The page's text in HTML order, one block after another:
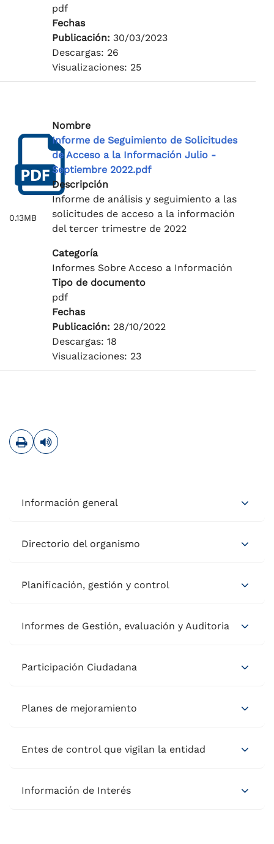
pdf
Fechas
Publicación: 30/03/2023
Descargas: 26
Visualizaciones: 25
0.13MB
Nombre
Informe de Seguimiento de Solicitudes
de Acceso a la Información Julio -
Septiembre 2022.pdf
Descripción
Informe de análisis y seguimiento a las
solicitudes de acceso a la información
del tercer trimestre de 2022
Categoría
Informes Sobre Acceso a Información
Tipo de documento
pdf
Fechas
Publicación: 28/10/2022
Descargas: 18
Visualizaciones: 23
ImprimirLeer contenido
Información general
Directorio del organismo
Planificación, gestión y control
Informes de Gestión, evaluación y Auditoria
Participación Ciudadana
Planes de mejoramiento
Entes de control que vigilan la entidad
Información de Interés